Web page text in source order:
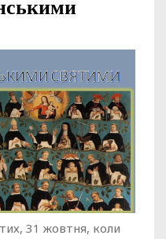
31 жовтня, коли